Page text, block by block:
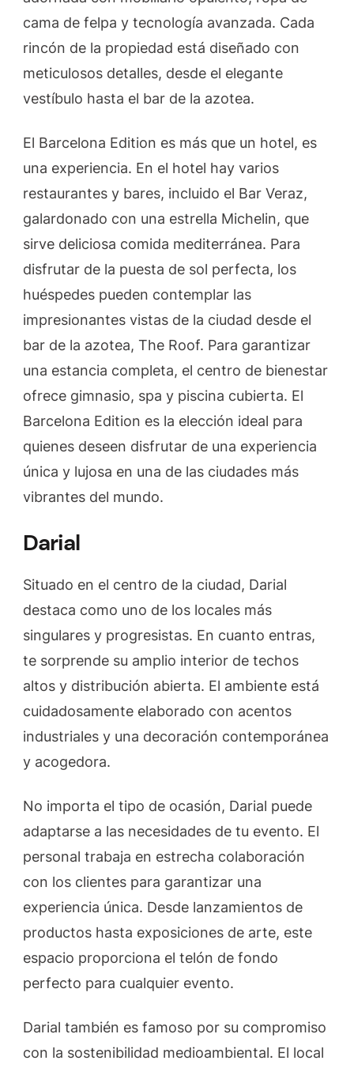
cama de felpa y tecnología avanzada. Cada
rincón de la propiedad está diseñado con
meticulosos detalles, desde el elegante
vestíbulo hasta el bar de la azotea.
El Barcelona Edition es más que un hotel, es
una experiencia. En el hotel hay varios
restaurantes y bares, incluido el Bar Veraz,
galardonado con una estrella Michelin, que
sirve deliciosa comida mediterránea. Para
disfrutar de la puesta de sol perfecta, los
huéspedes pueden contemplar las
impresionantes vistas de la ciudad desde el
bar de la azotea, The Roof. Para garantizar
una estancia completa, el centro de bienestar
ofrece gimnasio, spa y piscina cubierta. El
Barcelona Edition es la elección ideal para
quienes deseen disfrutar de una experiencia
única y lujosa en una de las ciudades más
vibrantes del mundo.
Darial
Situado en el centro de la ciudad, Darial
destaca como uno de los locales más
singulares y progresistas. En cuanto entras,
te sorprende su amplio interior de techos
altos y distribución abierta. El ambiente está
cuidadosamente elaborado con acentos
industriales y una decoración contemporánea
y acogedora.
No importa el tipo de ocasión, Darial puede
adaptarse a las necesidades de tu evento. El
personal trabaja en estrecha colaboración
con los clientes para garantizar una
experiencia única. Desde lanzamientos de
productos hasta exposiciones de arte, este
espacio proporciona el telón de fondo
perfecto para cualquier evento.
Darial también es famoso por su compromiso
con la sostenibilidad medioambiental. El local